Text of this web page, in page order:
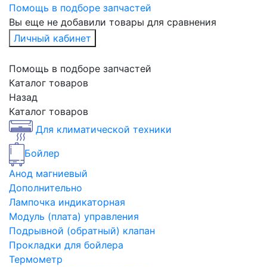
Помощь в подборе запчастей
Вы еще не добавили товары для сравнения
Личный кабинет
Помощь в подборе запчастей
Каталог товаров
Назад
Каталог товаров
Для климатической техники
Бойлер
Анод магниевый
Дополнительно
Лампочка индикаторная
Модуль (плата) управления
Подрывной (обратный) клапан
Прокладки для бойлера
Термометр